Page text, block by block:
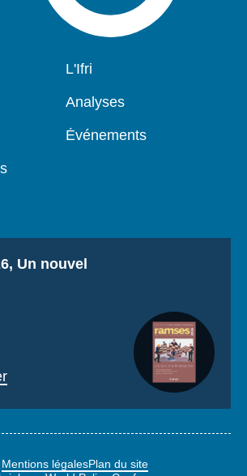
Navigation
L'Ifri
Analyses
Événements
Un nouvel
Mentions légalesPlan du site